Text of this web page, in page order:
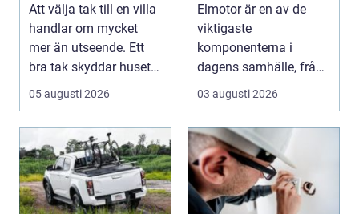
Att välja tak till en villa
handlar om mycket
mer än utseende. Ett
bra tak skyddar huset
mot regn, s...
05 augusti 2026
Elmotor är en av de
viktigaste
komponenterna i
dagens samhälle, från
små hushållsapparater
till stor...
03 augusti 2026